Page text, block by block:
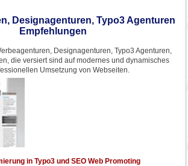
Designagenturen, Typo3 Agenturen
Empfehlungen
Designagenturen, Typo3 Agenturen,
die versiert sind auf modernes und dynamisches
Umsetzung von Webseiten.
in Typo3 und SEO Web Promoting